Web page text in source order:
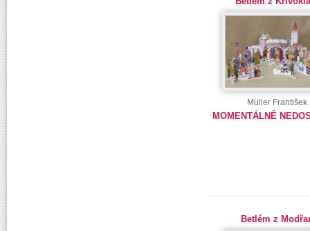
Müller František
MOMENTÁLNĚ
Betlém z